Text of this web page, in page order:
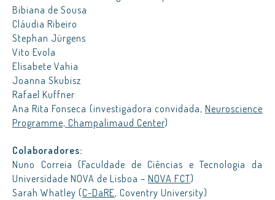
Bibiana de Sousa
Cláudia Ribeiro
Stephan Jürgens
Vito Evola
Elisabete Vahia
Joanna Skubisz
Rafael Kuffner
Ana Rita Fonseca (investigadora convidada, Neuroscience
Programme, Champalimaud Center)
Colaboradores:
Nuno Correia (Faculdade de Ciências e Tecnologia da
Universidade NOVA de Lisboa – NOVA FCT)
Sarah Whatley (C-DaRE, Coventry University)